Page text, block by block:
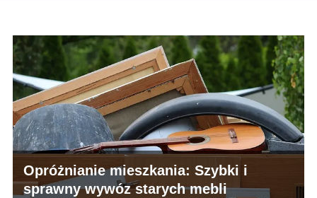
Opróżnianie mieszkania: Szybki i
sprawny wywóz starych mebli